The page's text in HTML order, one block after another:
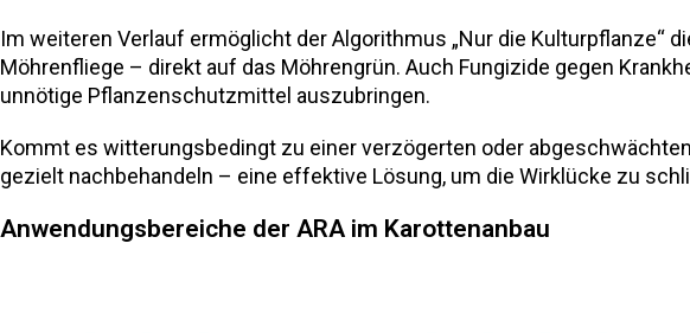
Im weiteren Verlauf ermöglicht der Algorithmus „Nur die
Möhrenfliege – direkt auf das Möhrengrün. Auch Fungizide gegen
unnötige Pflanzenschutzmittel auszubringen.
Kommt es witterungsbedingt zu einer verzögerten oder
gezielt nachbehandeln – eine effektive Lösung, um die Wirklücke zu
Anwendungsbereiche der ARA im Karottenanbau